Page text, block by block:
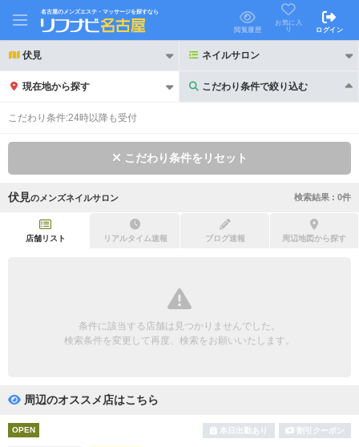
名古屋のメンズエステ・マッサージを探すなら
閲覧履歴
お気に入
り
ログイン
伏見 ネイルサロン
現在地から探す こだわり条件で絞り込む
こだわり条件で絞り込む
初回割引あり リピーター割引あり
団体様歓迎
ペアルームあり
フットバスあり 岩盤浴あり
こだわり条件:24時以降も受付
こだわり条件をリセット
伏見の メンズネイルサロン 検索結果 : 0件
店舗リスト リアルタイム速報 ブログ速報 周辺地図から探す
条件に該当する店舗は見つかりませんでした。
検索条件を変更して再度、検索をお願いいたします。
周辺のオススメ店はこちら
OPEN 本日出勤あり 割引クーポン